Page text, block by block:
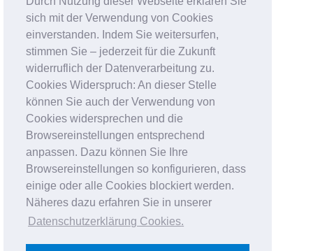
sich mit der Verwendung von Cookies
einverstanden. Indem Sie weitersurfen,
stimmen Sie – jederzeit für die Zukunft
widerruflich der Datenverarbeitung zu.
Cookies Widerspruch: An dieser Stelle
können Sie auch der Verwendung von
Cookies widersprechen und die
Browsereinstellungen entsprechend
anpassen. Dazu können Sie Ihre
Browsereinstellungen so konfigurieren, dass
einige oder alle Cookies blockiert werden.
Näheres dazu erfahren Sie in unserer
Datenschutzerklärung Cookies.